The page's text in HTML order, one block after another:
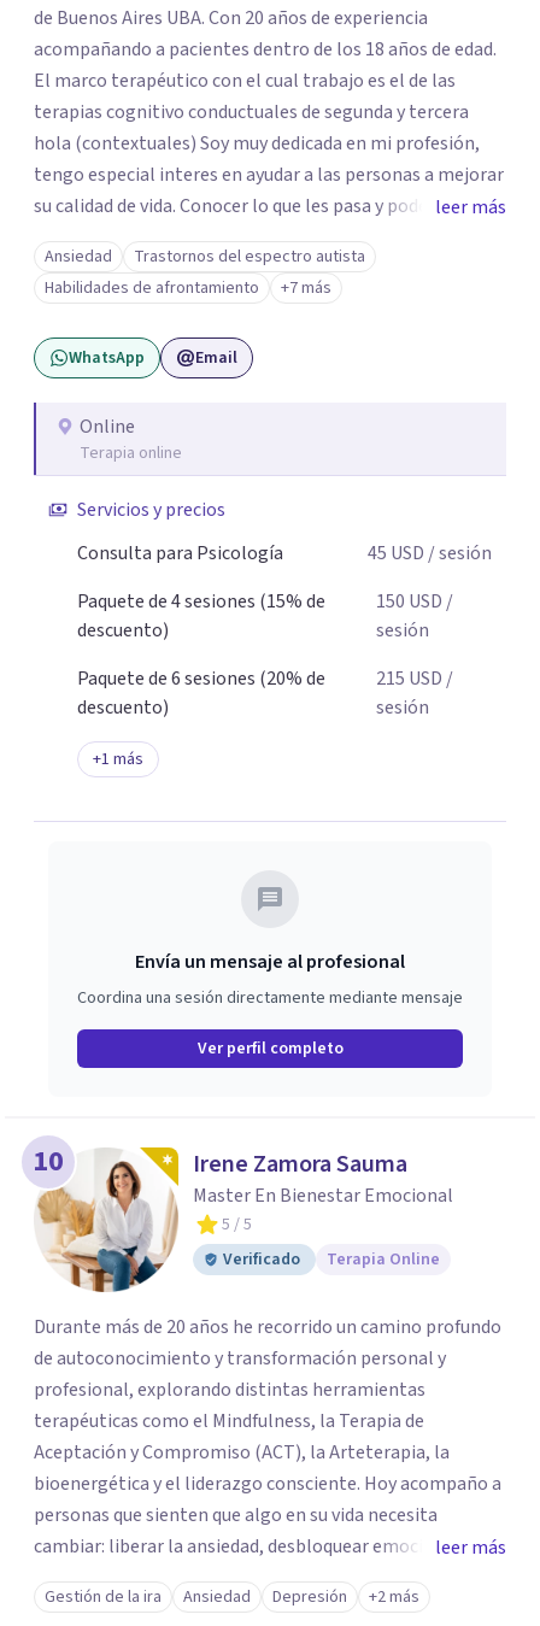
de Buenos Aires UBA. Con 20 años de experiencia
acompañando a pacientes dentro de los 18 años de edad.
El marco terapéutico con el cual trabajo es el de las
terapias cognitivo conductuales de segunda y tercera
hola (contextuales) Soy muy dedicada en mi profesión,
tengo especial interes en ayudar a las personas a mejorar
su calidad de vida. Conocer lo que les pasa y poder trabajar
en ello brindando las herramientas necesarias. Hay
momentos en la vida por los cuales atravezamos por
estados de ansiedad, depresión o estrés, es alli donde no
encontramos o nos parece no tener recursos para
afrontarlos, pareciera que no hay salida. Dentro de esta
es la que ha presentado mayores evidencias epíricas en la
solución de estos cuadros con resultados muy buenos y
acompañarte. Si estás buscando un espacio de
acompañamiento profesional en español, escríbeme y
leer más
Ansiedad
Trastornos del espectro autista
Habilidades de afrontamiento
+7 más
WhatsApp Email
Online
Terapia online
Servicios y precios
Consulta para Psicología
45 USD / sesión
Paquete de 4 sesiones (15% de
descuento)
150 USD /
sesión
Paquete de 6 sesiones (20% de
descuento)
215 USD /
sesión
+1 más
Envía un mensaje al profesional
Coordina una sesión directamente mediante mensaje
Ver perfil completo
10 Irene Zamora Sauma
Master En Bienestar Emocional
5 / 5
Verificado
Terapia Online
Durante más de 20 años he recorrido un camino profundo
de autoconocimiento y transformación personal y
profesional, explorando distintas herramientas
terapéuticas como el Mindfulness, la Terapia de
Aceptación y Compromiso (ACT), la Arteterapia, la
bioenergética y el liderazgo consciente. Hoy acompaño a
personas que sienten que algo en su vida necesita
cambiar: liberar la ansiedad, desbloquear emociones,
atravesar crisis personales o reconectar con un propósito
que les permita vivir con mayor bienestar y plenitud. A
leer más
Gestión de la ira Ansiedad Depresión +2 más